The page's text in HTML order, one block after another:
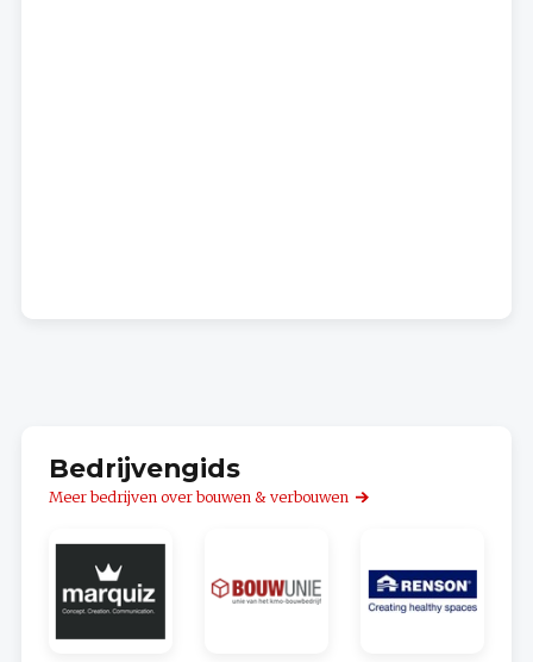
Bedrijvengids
Meer bedrijven over bouwen & verbouwen